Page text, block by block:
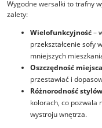
Wygodne wersalki to trafny
zalety:
Wielofunkcyjność–
przekształcenie sofy
mniejszych
Oszczędność miejsca
przestawiać i
Różnorodność stylów
kolorach, co pozwala
wystroju wnętrza.